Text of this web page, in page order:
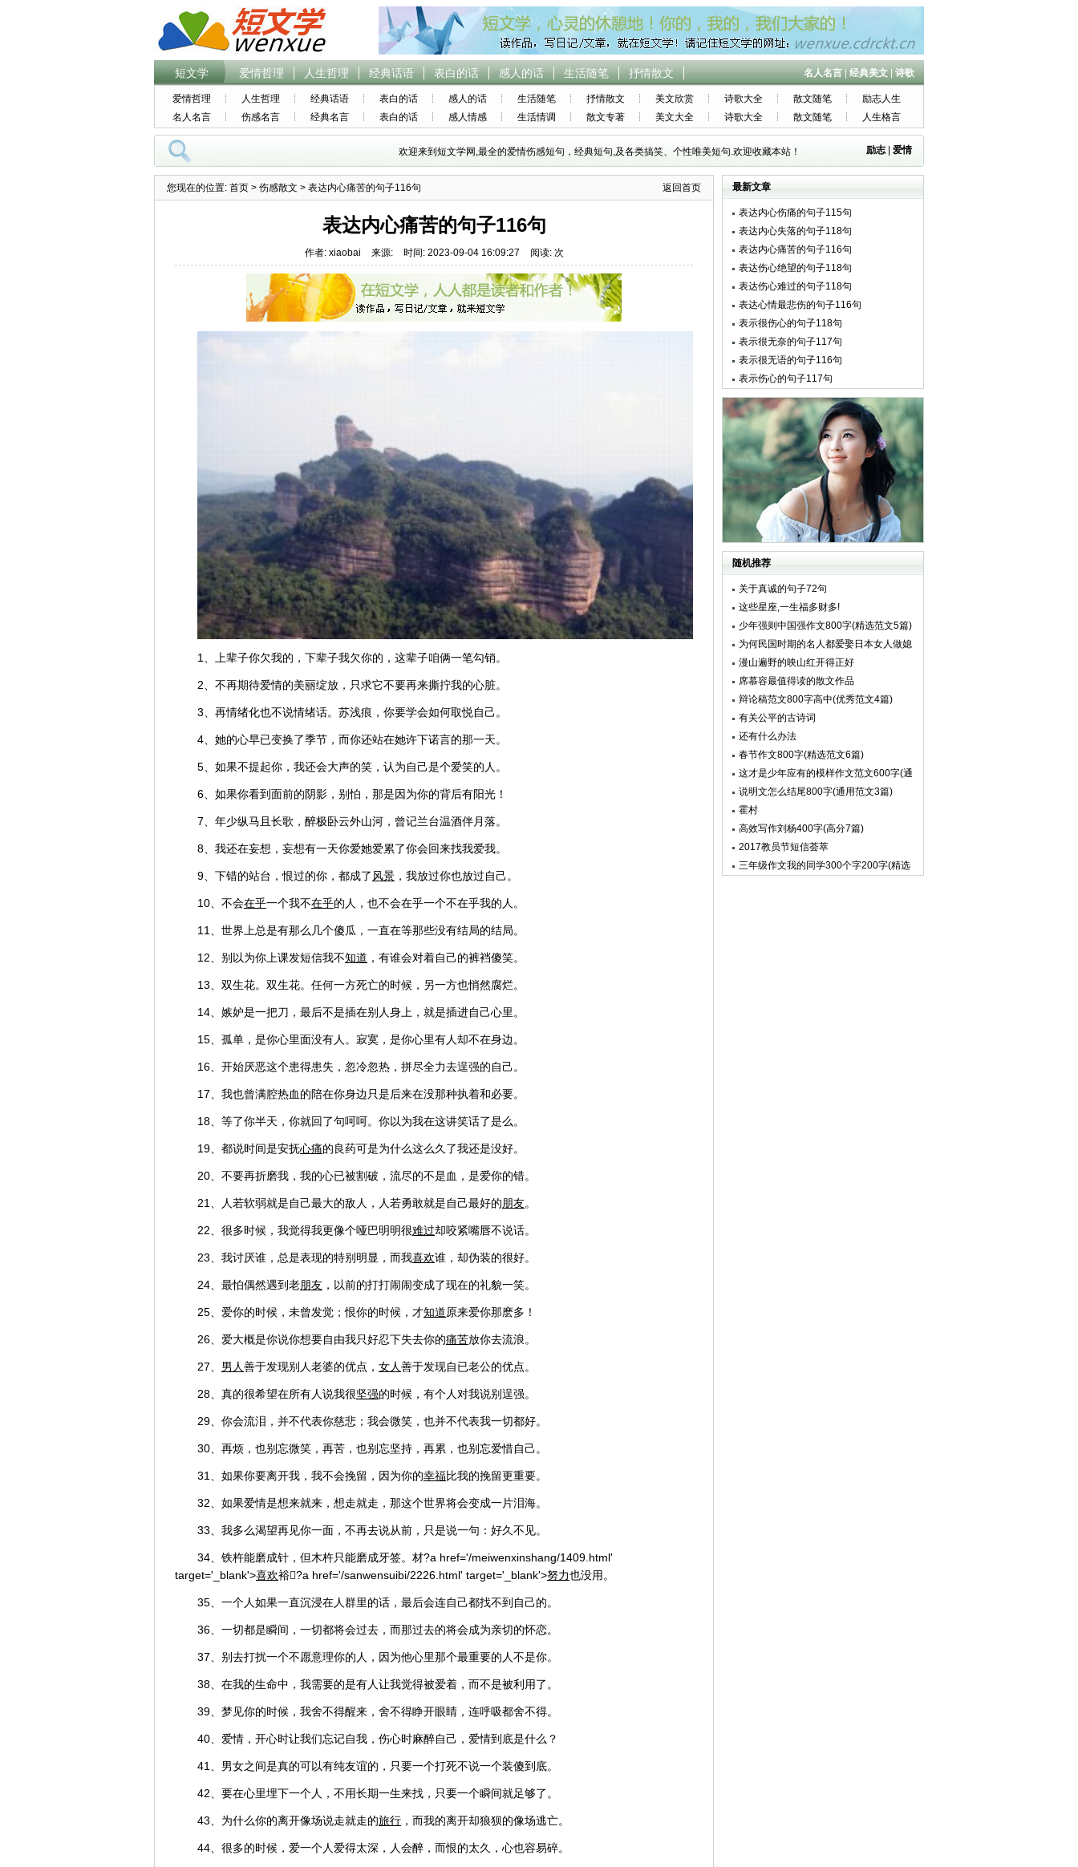
短文学 爱情哲理 人生哲理 经典话语 表白的话 感人的话 生活随笔 抒情散文 名人名言| 经典美文 诗歌
爱情哲理 人生哲理 经典话语 表白的话 感人的话 生活随笔 抒情散文 美文欣赏 诗歌大全 散文随笔
励志人生
名人名言
伤感名言 经典名言 表白的话 感人情感 生活情调 散文专著 美文大全 诗歌大全 散文随笔 人生格言
欢迎来到短文学网,最全的爱情伤感短句，经典短句,及各类搞笑、个性唯美短句.欢迎收藏本站！ 励志| 爱情
返回首页
您现在的位置: 首页 > 伤感散文 > 表达内心痛苦的句子116句
表达内心痛苦的句子116句
作者: xiaobai 来源: 时间: 2023-09-04 16:09:27 阅读: 次
1、上辈子你欠我的，下辈子我欠你的，这辈子咱俩一笔勾销。
2、不再期待爱情的美丽绽放，只求它不要再来撕拧我的心脏。
3、再情绪化也不说情绪话。苏浅痕，你要学会如何取悦自己。
4、她的心早已变换了季节，而你还站在她许下诺言的那一天。
5、如果不提起你，我还会大声的笑，认为自己是个爱笑的人。
6、如果你看到面前的阴影，别怕，那是因为你的背后有阳光！
7、年少纵马且长歌，醉极卧云外山河，曾记兰台温酒伴月落。
8、我还在妄想，妄想有一天你爱她爱累了你会回来找我爱我。
9、下错的站台，恨过的你，都成了 风景 ，我放过你也放过自己。
10、不会在乎一个我不在乎的人，也不会在乎一个不在乎我的人。
11、世界上总是有那么几个傻瓜，一直在等那些没有结局的结局。
12、别以为你上课发短信我不知道 ，有谁会对着自己的裤裆傻笑。
13、双生花。双生花。任何一方死亡的时候，另一方也悄然腐烂。
14、嫉妒是一把刀，最后不是插在别人身上，就是插进自己心里。
15、孤单，是你心里面没有人。寂寞，是你心里有人却不在身边。
16、开始厌恶这个患得患失，忽冷忽热，拼尽全力去逞强的自己。
17、我也曾满腔热血的陪在你身边只是后来在没那种执着和必要。
18、等了你半天，你就回了句呵呵。你以为我在这讲笑话了是么。
19、都说时间是安抚心痛的良药可是为什么这么久了我还是没好。
20、不要再折磨我，我的心已被割破，流尽的不是血，是爱你的错。
21、人若软弱就是自己最大的敌人，人若勇敢就是自己最好的朋友。
22、很多时候，我觉得我更像个哑巴明明很难过却咬紧嘴唇不说话。
23、我讨厌谁，总是表现的特别明显，而我喜欢谁，却伪装的很好。
24、最怕偶然遇到老朋友 ，以前的打打闹闹变成了现在的礼貌一笑。
25、爱你的时候，未曾发觉；恨你的时候，才知道原来爱你那麽多！
26、爱大概是你说你想要自由我只好忍下失去你的痛苦放你去流浪。
27、 男人善于发现别人老婆的优点， 女人善于发现自已老公的优点。
28、真的很希望在所有人说我很坚强的时候，有个人对我说别逞强。
29、你会流泪，并不代表你慈悲；我会微笑，也并不代表我一切都好。
30、再烦，也别忘微笑，再苦，也别忘坚持，再累，也别忘爱惜自己。
31、如果你要离开我，我不会挽留，因为你的幸福比我的挽留更重要。
32、如果爱情是想来就来，想走就走，那这个世界将会变成一片泪海。
33、我多么渴望再见你一面，不再去说从前，只是说一句：好久不见。
34、铁杵能磨成针，但木杵只能磨成牙签。材?a href='/meiwenxinshang/1409.html'
target='_blank'>喜欢裕?a href='/sanwensuibi/2226.html' target='_blank'>努力也没用。
35、一个人如果一直沉浸在人群里的话，最后会连自己都找不到自己的。
36、一切都是瞬间，一切都将会过去，而那过去的将会成为亲切的怀恋。
37、别去打扰一个不愿意理你的人，因为他心里那个最重要的人不是你。
38、在我的生命中，我需要的是有人让我觉得被爱着，而不是被利用了。
39、梦见你的时候，我舍不得醒来，舍不得睁开眼睛，连呼吸都舍不得。
40、爱情，开心时让我们忘记自我，伤心时麻醉自己，爱情到底是什么？
41、男女之间是真的可以有纯友谊的，只要一个打死不说一个装傻到底。
42、要在心里埋下一个人，不用长期一生来找，只要一个瞬间就足够了。
43、为什么你的离开像场说走就走的旅行 ，而我的离开却狼狈的像场逃亡。
44、很多的时候，爱一个人爱得太深，人会醉，而恨的太久，心也容易碎。
最新文章
表达内心伤痛的句子115句
表达内心失落的句子118句
表达内心痛苦的句子116句
表达伤心绝望的句子118句
表达伤心难过的句子118句
表达心情最悲伤的句子116句
表示很伤心的句子118句
表示很无奈的句子117句
表示很无语的句子116句
表示伤心的句子117句
随机推荐
关于真诚的句子72句
这些星座,一生福多财多!
少年强则中国强作文800字(精选范文5篇)
为何民国时期的名人都爱娶日本女人做媳
妇
漫山遍野的映山红开得正好
席慕容最值得读的散文作品
辩论稿范文800字高中(优秀范文4篇)
有关公平的古诗词
还有什么办法
春节作文800字(精选范文6篇)
这才是少年应有的模样作文范文600字(通
用范文5篇)
说明文怎么结尾800字(通用范文3篇)
霍村
高效写作刘杨400字(高分7篇)
2017教员节短信荟萃
三年级作文我的同学300个字200字(精选